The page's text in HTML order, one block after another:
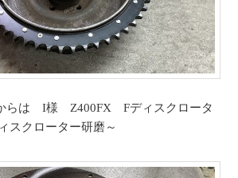
らは I様 Z400FX Fディスクロータ
スクローター研磨～